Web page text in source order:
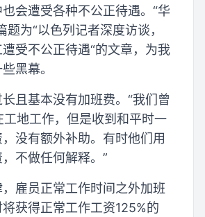
会遭受各种不公正待遇。“华
题为“以色列记者深度访谈，
受不公正待遇“的文章，为我
黑幕。
且基本没有加班费。“我们曾
工地工作，但是收到和平时一
没有额外补助。有时他们用
不做任何解释。”
雇员正常工作时间之外加班
获得正常工作工资125%的